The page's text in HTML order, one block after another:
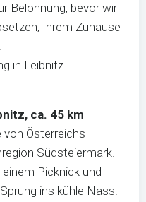
Belohnung, bevor wir
Ihrem Zuhause
in Leibnitz.
ca. 45 km
von Österreichs
Südsteiermark.
Picknick und
ins kühle Nass.